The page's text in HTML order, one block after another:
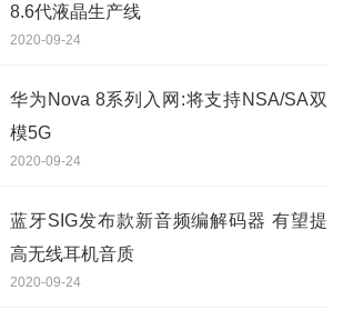
8.6代液晶生产线
2020-09-24
华为Nova 8系列入网:将支持NSA/SA双
模5G
2020-09-24
蓝牙SIG发布款新音频编解码器 有望提
高无线耳机音质
2020-09-24